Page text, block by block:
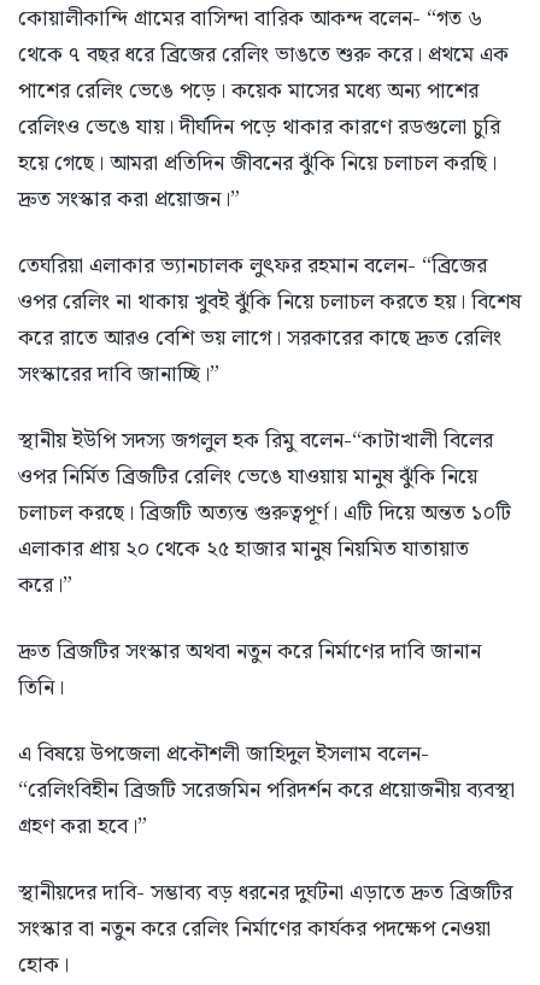
কোয়ালীকান্দি গ্রামের বাসিন্দা বারিক আকন্দ বলেন- “গত ৬
থেকে ৭ বছর ধরে ব্রিজের রেলিং ভাঙতে শুরু করে। প্রথমে এক
পাশের রেলিং ভেঙে পড়ে। কয়েক মাসের মধ্যে অন্য পাশের
রেলিংও ভেঙে যায়। দীর্ঘদিন পড়ে থাকার কারণে রডগুলো চুরি
হয়ে গেছে। আমরা প্রতিদিন জীবনের ঝুঁকি নিয়ে চলাচল করছি।
দ্রুত সংস্কার করা প্রয়োজন।”
তেঘরিয়া এলাকার ভ্যানচালক লুৎফর রহমান বলেন- “ব্রিজের
ওপর রেলিং না থাকায় খুবই ঝুঁকি নিয়ে চলাচল করতে হয়। বিশেষ
করে রাতে আরও বেশি ভয় লাগে। সরকারের কাছে দ্রুত রেলিং
সংস্কারের দাবি জানাচ্ছি।”
স্থানীয় ইউপি সদস্য জগলুল হক রিমু বলেন-“কাটাখালী বিলের
ওপর নির্মিত ব্রিজটির রেলিং ভেঙে যাওয়ায় মানুষ ঝুঁকি নিয়ে
চলাচল করছে। ব্রিজটি অত্যন্ত গুরুত্বপূর্ণ। এটি দিয়ে অন্তত ১০টি
এলাকার প্রায় ২০ থেকে ২৫ হাজার মানুষ নিয়মিত যাতায়াত
করে।”
দ্রুত ব্রিজটির সংস্কার অথবা নতুন করে নির্মাণের দাবি জানান
তিনি।
এ বিষয়ে উপজেলা প্রকৌশলী জাহিদুল ইসলাম বলেন-
“রেলিংবিহীন ব্রিজটি সরেজমিন পরিদর্শন করে প্রয়োজনীয় ব্যবস্থা
গ্রহণ করা হবে।”
স্থানীয়দের দাবি- সম্ভাব্য বড় ধরনের দুর্ঘটনা এড়াতে দ্রুত ব্রিজটির
সংস্কার বা নতুন করে রেলিং নির্মাণের কার্যকর পদক্ষেপ নেওয়া
হোক।